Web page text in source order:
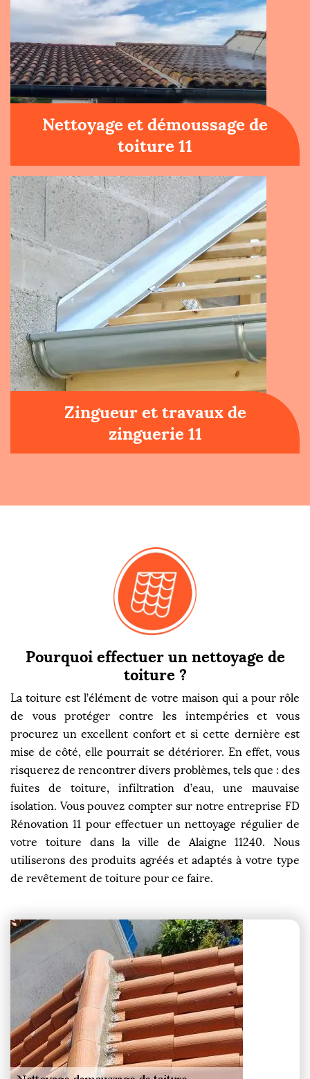
Nettoyage et démoussage de
toiture 11
Zingueur et travaux de
zinguerie 11
Pourquoi effectuer un nettoyage de
toiture ?
La toiture est l’élément de votre maison qui a pour rôle
de vous protéger contre les intempéries et vous
procurez un excellent confort et si cette dernière est
mise de côté, elle pourrait se détériorer. En effet, vous
risquerez de rencontrer divers problèmes, tels que : des
fuites de toiture, infiltration d’eau, une mauvaise
isolation. Vous pouvez compter sur notre entreprise FD
Rénovation 11 pour effectuer un nettoyage régulier de
votre toiture dans la ville de Alaigne 11240. Nous
utiliserons des produits agréés et adaptés à votre type
de revêtement de toiture pour ce faire.